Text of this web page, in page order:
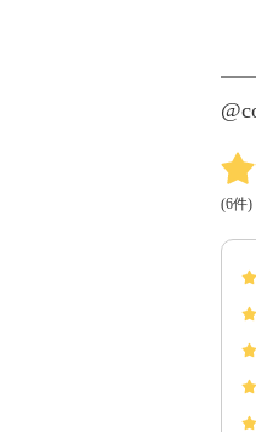
(6件)